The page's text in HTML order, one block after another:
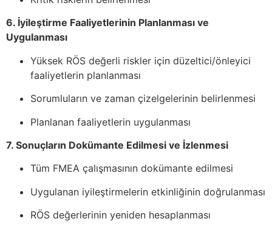
6. İyileştirme Faaliyetlerinin Planlanması ve
Uygulanması
Yüksek RÖS değerli riskler için düzeltici/önleyici
faaliyetlerin planlanması
Sorumluların ve zaman çizelgelerinin belirlenmesi
Planlanan faaliyetlerin uygulanması
7. Sonuçların Dokümante Edilmesi ve İzlenmesi
Tüm FMEA çalışmasının dokümante edilmesi
Uygulanan iyileştirmelerin etkinliğinin doğrulanması
RÖS değerlerinin yeniden hesaplanması